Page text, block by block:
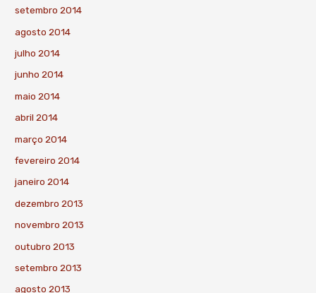
setembro 2014
agosto 2014
julho 2014
junho 2014
maio 2014
abril 2014
março 2014
fevereiro 2014
janeiro 2014
dezembro 2013
novembro 2013
outubro 2013
setembro 2013
agosto 2013